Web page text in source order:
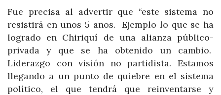
Fue precisa al advertir que “este sistema no
resistirá en unos 5 años. Ejemplo lo que se ha
logrado en Chiriquí de una alianza público-
privada y que se ha obtenido un cambio.
Liderazgo con visión no partidista. Estamos
llegando a un punto de quiebre en el sistema
político, el que tendrá que reinventarse y